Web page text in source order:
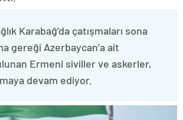
Karabağ’da çatışmaları sona
gereği Azerbaycan’a ait
Ermeni siviller ve askerler,
devam ediyor.